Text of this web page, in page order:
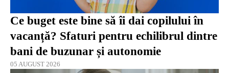
Ce buget este bine să îi dai copilului în
vacanță? Sfaturi pentru echilibrul dintre
bani de buzunar și autonomie
05 AUGUST 2026